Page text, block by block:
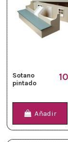
Sotano
pintado
Añadir